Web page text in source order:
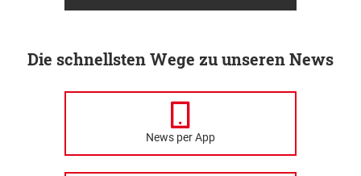
Die schnellsten Wege zu unseren News
News per App